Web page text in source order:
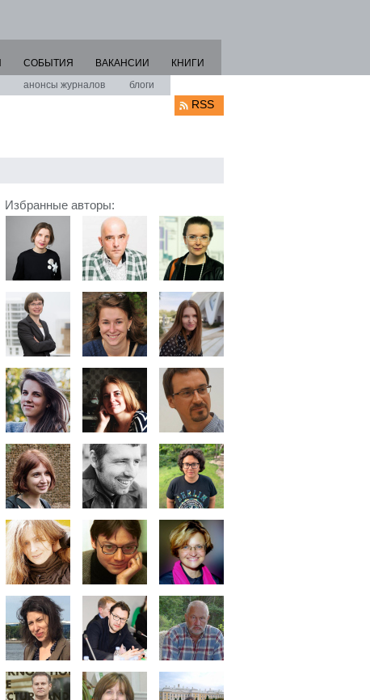
анонсы журналов блоги
СОБЫТИЯ ВАКАНСИИ КНИГИ
RSS
Избранные авторы: